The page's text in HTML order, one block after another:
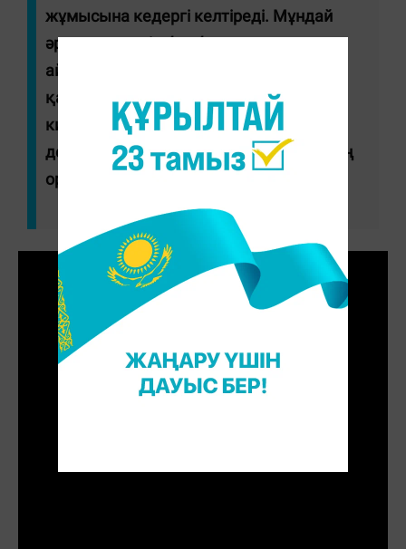
жұмысына кедергі келтіреді. Мұндай
әрекеттер үшін бас бостандығынан
айыруға дейін жауапкершілік
қарастырылған", - деді ІІМ
киберқылмысқа қарсы іс-қимыл
департаментінің басқарма бастығының
орынбасары Аман Әубәкіров.